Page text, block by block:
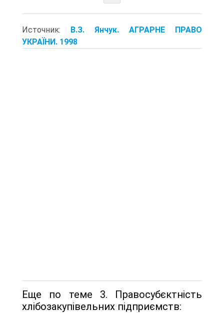
Источник: В.З. Янчук. АГРАРНЕ ПРАВО
УКРАЇНИ. 1998
Еще по теме 3. Правосубєктнiсть
хлiбозакупiвельних пiдприємств: